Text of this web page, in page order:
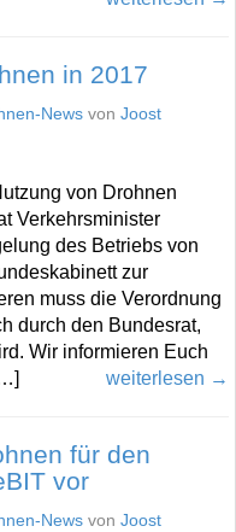
in 2017
News von Joost
von Drohnen
Verkehrsminister
des Betriebs von
zur
muss die Verordnung
durch den Bundesrat,
Wir informieren Euch
weiterlesen →
für den
vor
News von Joost